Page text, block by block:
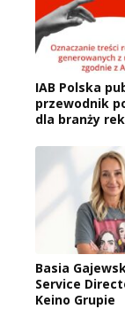
IAB Polska
przewodnik
dla branży
Basia
Service
Keino Grupie